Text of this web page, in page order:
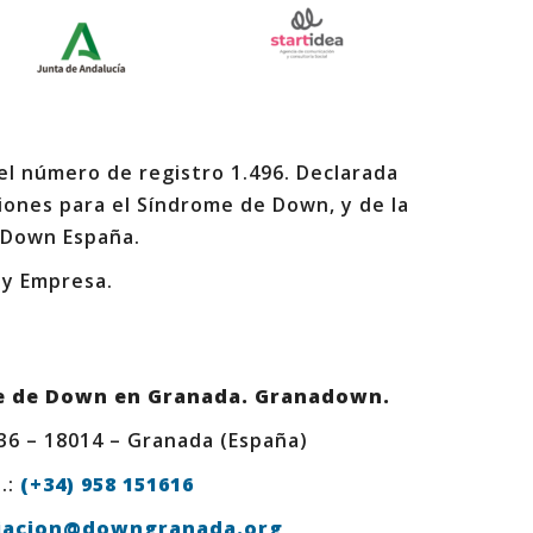
número de registro 1.496. Declarada
para el Síndrome de Down, y de la
España.
Empresa.
Down en Granada. Granadown.
– 18014 – Granada (España)
(+34) 958 151616